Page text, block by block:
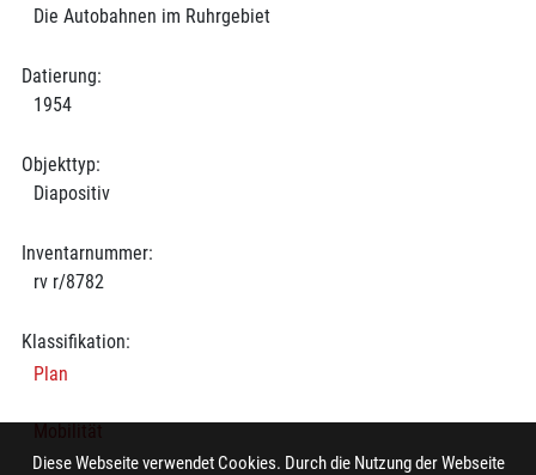
Die Autobahnen im Ruhrgebiet
Datierung:
1954
Objekttyp:
Diapositiv
Inventarnummer:
rv r/8782
Klassifikation:
Plan
Diese Webseite verwendet Cookies. Durch die Nutzung der Webseite